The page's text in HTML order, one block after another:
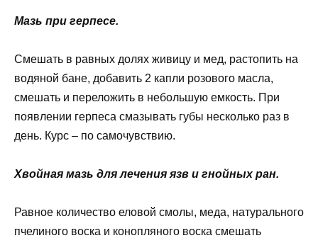
Мазь при герпесе.
Смешать в равных долях живицу и мед, растопить на
водяной бане, добавить 2 капли розового масла,
смешать и переложить в небольшую емкость. При
появлении герпеса смазывать губы несколько раз в
день. Курс – по самочувствию.
Хвойная мазь для лечения язв и гнойных ран.
Равное количество еловой смолы, меда, натурального
пчелиного воска и конопляного воска смешать